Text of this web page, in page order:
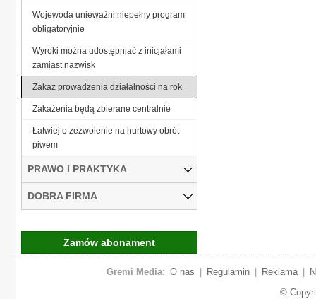
Wojewoda unieważni niepełny program
obligatoryjnie
Wyroki można udostępniać z inicjałami
zamiast nazwisk
Zakaz prowadzenia działalności na rok
Zakażenia będą zbierane centralnie
Łatwiej o zezwolenie na hurtowy obrót
piwem
PRAWO I PRAKTYKA
DOBRA FIRMA
Zamów abonament
Gremi Media: O nas Regulamin Reklama
©